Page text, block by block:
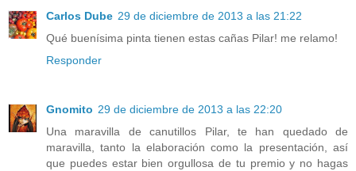
Carlos Dube 29 de diciembre de 2013 a las 21:22
Qué buenísima pinta tienen estas cañas Pilar! me relamo!
Responder
Gnomito 29 de diciembre de 2013 a las 22:20
Una maravilla de canutillos Pilar, te han quedado de
maravilla, tanto la elaboración como la presentación, así
que puedes estar bien orgullosa de tu premio y no hagas